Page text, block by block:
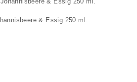
& Essig 250 ml.